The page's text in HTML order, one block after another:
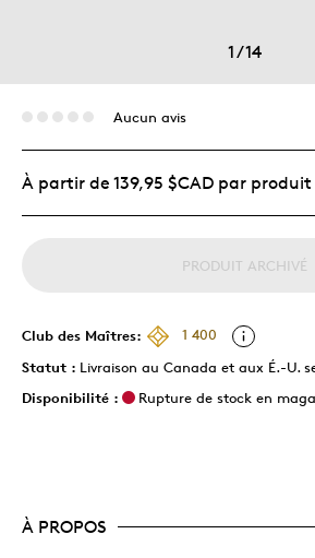
1/14
Aucun avis
À partir de 139,95 $CAD par produit
PRODUIT ARCHIVÉ
Club des Maîtres:
1 400
Statut : Livraison au Canada et aux É.-U.
Disponibilité :
Rupture de stock en
À PROPOS